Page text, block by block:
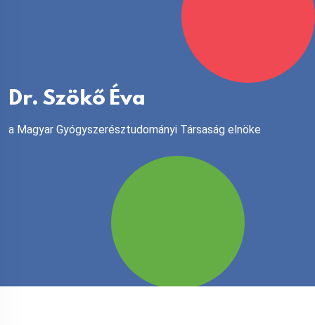
Dr. Szökő Éva
a Magyar Gyógyszerésztudományi Társaság elnöke